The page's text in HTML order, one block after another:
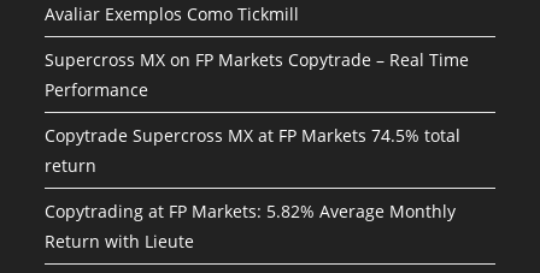
Avaliar Exemplos Como Tickmill
Supercross MX on FP Markets Copytrade – Real Time
Performance
Copytrade Supercross MX at FP Markets 74.5% total
return
Copytrading at FP Markets: 5.82% Average Monthly
Return with Lieute